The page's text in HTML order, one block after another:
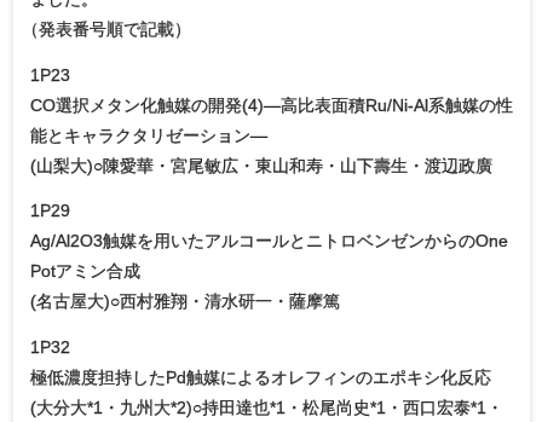
（発表番号順で記載）
1P23
CO選択メタン化触媒の開発(4)―高比表面積Ru/Ni-Al系触媒の性
能とキャラクタリゼーション―
(山梨大)○陳愛華・宮尾敏広・東山和寿・山下壽生・渡辺政廣
1P29
Ag/Al2O3触媒を用いたアルコールとニトロベンゼンからのOne
Potアミン合成
(名古屋大)○西村雅翔・清水研一・薩摩篤
1P32
極低濃度担持したPd触媒によるオレフィンのエポキシ化反応
(大分大*1・九州大*2)○持田達也*1・松尾尚史*1・西口宏泰*1・